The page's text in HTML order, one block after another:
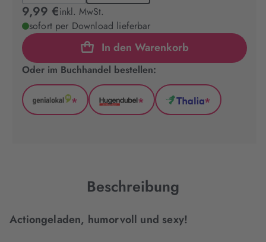
9,99 €inkl. MwSt.
sofort per Download lieferbar
In den Warenkorb
Oder im Buchhandel bestellen:
GenialLokal
*
Hugendubel
*
Thalia
*
Beschreibung
Actiongeladen, humorvoll und sexy!